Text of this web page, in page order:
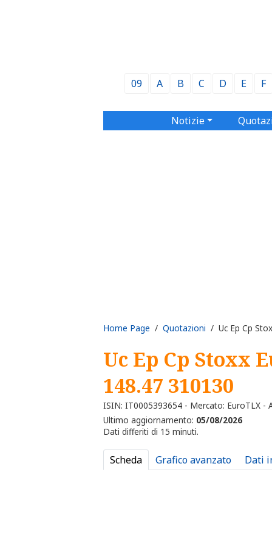
09 A B C D E F
Notizie
Home Page / Quotazioni / Uc Ep Cp
Uc Ep Cp Stoxx
148.47 310130
ISIN: IT0005393654 - Mercato: EuroTLX -
Ultimo aggiornamento: 05/08/2026
Dati differiti di 15 minuti.
Scheda Grafico avanzato Dati